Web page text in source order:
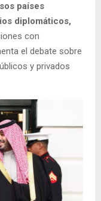
países
diplomáticos,
con
el debate sobre
y privados